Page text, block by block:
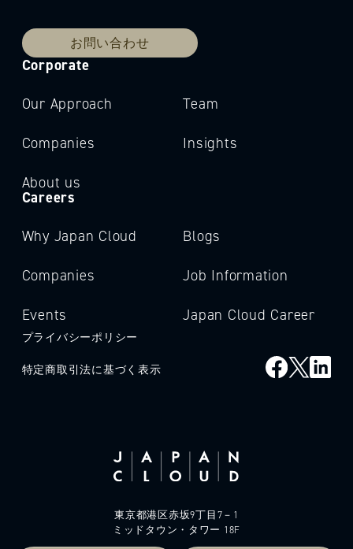
お問い合わせ
Corporate
Our Approach
Companies
About us
Team
Insights
Careers
Why Japan Cloud
Companies
Events
Blogs
Job Information
Japan Cloud Career
プライバシーポリシー
特定商取引法に基づく表示
東京都港区赤坂9丁目7－1
ミッドタウン・タワー 18F